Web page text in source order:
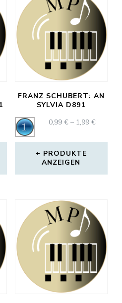
FRANZ SCHUBERT: AN
SYLVIA D891
Audio-
Player
0,99€ – 1,99€
BIS
PRODUKTE
ANZEIGEN